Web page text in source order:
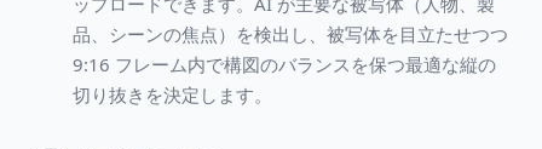
品、シーンの焦点）を検出し、被写体を目立たせつつ
9:16 フレーム内で構図のバランスを保つ最適な縦の
切り抜きを決定します。